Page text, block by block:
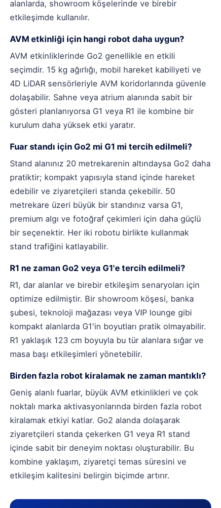
alanlarda, showroom köşelerinde ve birebir
etkileşimde kullanılır.
AVM etkinliği için hangi robot daha uygun?
AVM etkinliklerinde Go2 genellikle en etkili
seçimdir. 15 kg ağırlığı, mobil hareket kabiliyeti ve
4D LiDAR sensörleriyle AVM koridorlarında güvenle
dolaşabilir. Sahne veya atrium alanında sabit bir
gösteri planlanıyorsa G1 veya R1 ile kombine bir
kurulum daha yüksek etki yaratır.
Fuar standı için Go2 mi G1 mi tercih edilmeli?
Stand alanınız 20 metrekarenin altındaysa Go2 daha
pratiktir; kompakt yapısıyla stand içinde hareket
edebilir ve ziyaretçileri standa çekebilir. 50
metrekare üzeri büyük bir standınız varsa G1,
premium algı ve fotoğraf çekimleri için daha güçlü
bir seçenektir. Her iki robotu birlikte kullanmak
stand trafiğini katlayabilir.
R1 ne zaman Go2 veya G1'e tercih edilmeli?
R1, dar alanlar ve birebir etkileşim senaryoları için
optimize edilmiştir. Bir showroom köşesi, banka
şubesi, teknoloji mağazası veya VIP lounge gibi
kompakt alanlarda G1'in boyutları pratik olmayabilir.
R1 yaklaşık 123 cm boyuyla bu tür alanlara sığar ve
masa başı etkileşimleri yönetebilir.
Birden fazla robot kiralamak ne zaman mantıklı?
Geniş alanlı fuarlar, büyük AVM etkinlikleri ve çok
noktalı marka aktivasyonlarında birden fazla robot
kiralamak etkiyi katlar. Go2 alanda dolaşarak
ziyaretçileri standa çekerken G1 veya R1 stand
içinde sabit bir deneyim noktası oluşturabilir. Bu
kombine yaklaşım, ziyaretçi temas süresini ve
etkileşim kalitesini belirgin biçimde artırır.